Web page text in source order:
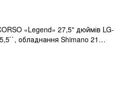
«Legend» 27,5" дюймів LG-
обладнання Shimano 21